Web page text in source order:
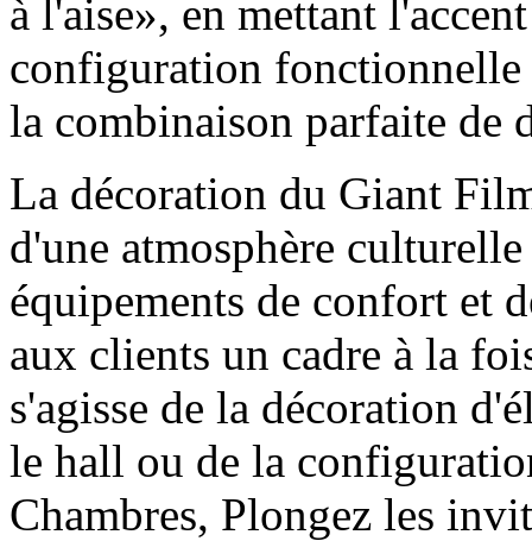
à l'aise», en mettant
configuration fonctionnelle
la combinaison parfaite de
La décoration du Giant
d'une atmosphère
équipements de confort et
aux clients un cadre à la
s'agisse de la décoration
le hall ou de la
Chambres, Plongez les